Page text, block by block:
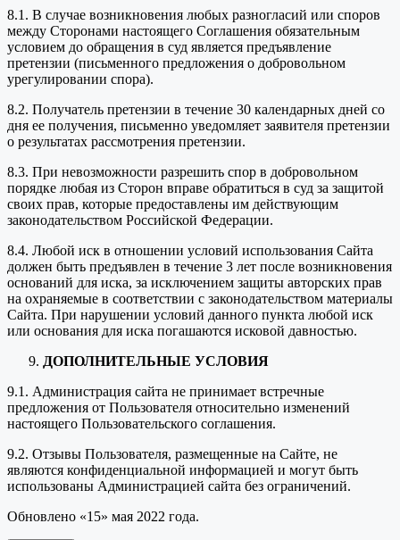
8.1. В случае возникновения любых разногласий или споров
между Сторонами настоящего Соглашения обязательным
условием до обращения в суд является предъявление
претензии (письменного предложения о добровольном
урегулировании спора).
8.2. Получатель претензии в течение 30 календарных дней со
дня ее получения, письменно уведомляет заявителя претензии
о результатах рассмотрения претензии.
8.3. При невозможности разрешить спор в добровольном
порядке любая из Сторон вправе обратиться в суд за защитой
своих прав, которые предоставлены им действующим
законодательством Российской Федерации.
8.4. Любой иск в отношении условий использования Сайта
должен быть предъявлен в течение 3 лет после возникновения
оснований для иска, за исключением защиты авторских прав
на охраняемые в соответствии с законодательством материалы
Сайта. При нарушении условий данного пункта любой иск
или основания для иска погашаются исковой давностью.
ДОПОЛНИТЕЛЬНЫЕ УСЛОВИЯ
9.1. Администрация сайта не принимает встречные
предложения от Пользователя относительно изменений
настоящего Пользовательского соглашения.
9.2. Отзывы Пользователя, размещенные на Сайте, не
являются конфиденциальной информацией и могут быть
использованы Администрацией сайта без ограничений.
Обновлено «15» мая 2022 года.